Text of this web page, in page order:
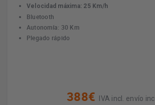
Velocidad máxima: 25 Km/h
Bluetooth
Autonomía: 30 Km
Plegado rápido
388€ IVA incl. envío incl.